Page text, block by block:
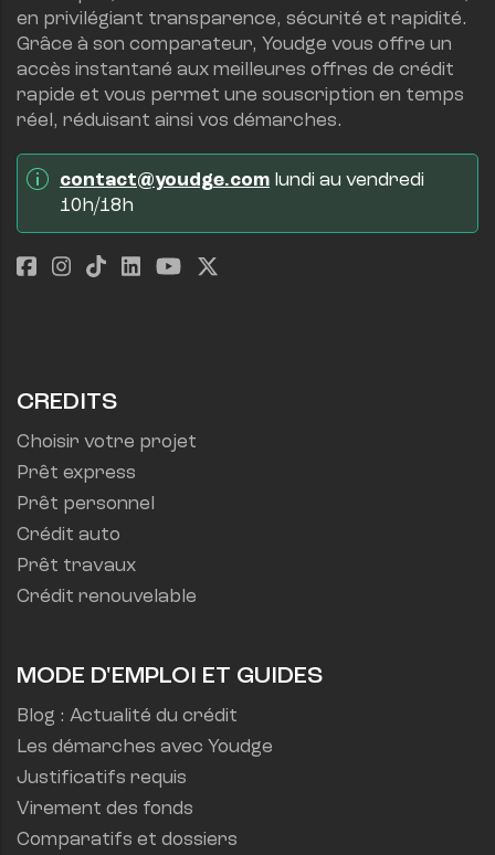
en privilégiant transparence, sécurité et rapidité.
Grâce à son comparateur, Youdge vous offre un
accès instantané aux meilleures offres de crédit
rapide et vous permet une souscription en temps
réel, réduisant ainsi vos démarches.
contact@youdge.com lundi au vendredi
10h/18h
CREDITS
Choisir votre projet
Prêt express
Prêt personnel
Crédit auto
Prêt travaux
Crédit renouvelable
MODE D'EMPLOI ET GUIDES
Blog : Actualité du crédit
Les démarches avec Youdge
Justificatifs requis
Virement des fonds
Comparatifs et dossiers